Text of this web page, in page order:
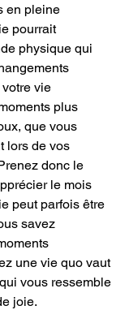
en pleine
pourrait
physique qui
vie
plus
que vous
lors de vos
donc le
le mois
peut parfois être
savez
une vie quo vaut
vous ressemble
joie.